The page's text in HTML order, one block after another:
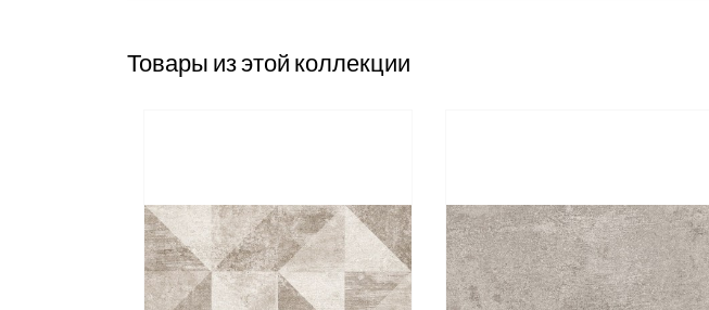
Товары из этой коллекции